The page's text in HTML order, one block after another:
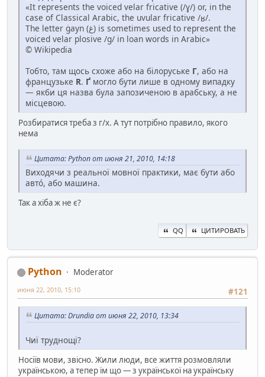
«It represents the voiced velar fricative (/ɣ/) or, in the
case of Classical Arabic, the uvular fricative /ʁ/.
The letter ġayn (ﻍ) is sometimes used to represent the
voiced velar plosive /g/ in loan words in Arabic»
© Wikipedia
Тобто, там щось схоже або на білоруське Г, або на
французьке R. Ґ могло бути лише в одному випадку
— якби ця назва була запозиченою в арабську, а не
місцевою.
Розбиратися треба з г/х. А тут потрібно правило, якого
нема
Цитата: Python от июня 21, 2010, 14:18
Виходячи з реальної мовної практики, має бути або
автó, або машина.
Так а хіба ж не є?
QQ ЦИТИРОВАТЬ
Python
Moderator
#121
июня 22, 2010, 15:10
Цитата: Drundia от июня 22, 2010, 13:34
Чиї труднощі?
Носіїв мови, звісно. Жили люди, все життя розмовляли
українською, а тепер їм що — з української на українську